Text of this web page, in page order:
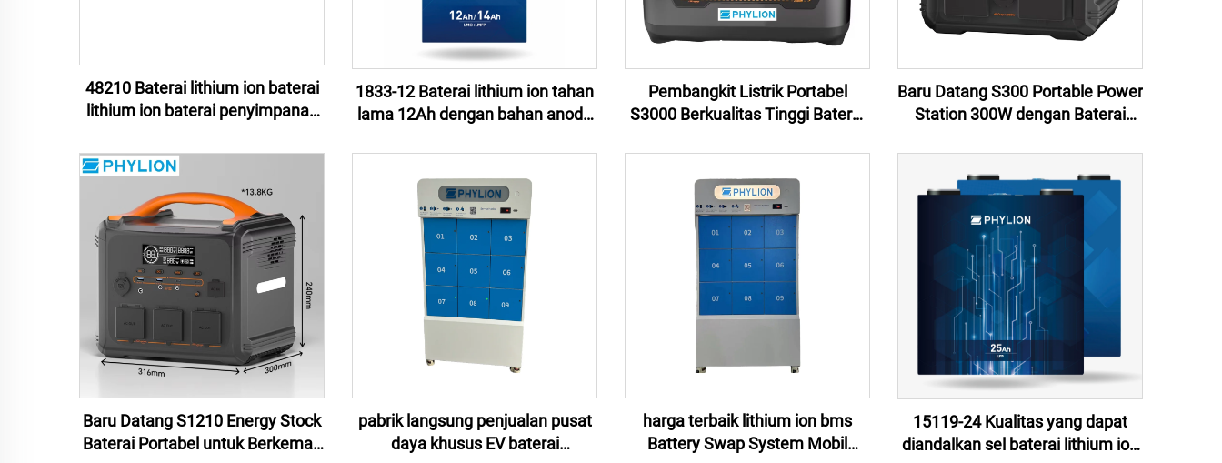
48210 Baterai lithium ion baterai
lithium ion baterai penyimpanan
e-motor baterai lithium ion baterai
1833-12 Baterai lithium ion tahan
lama 12Ah dengan bahan anode
daya tak terputus
Pembangkit Listrik Portabel
S3000 Berkualitas Tinggi Baterai
Tiba Grosir Cina untuk Berkemah
& Darurat
Baru Datang S300 Portable Power
Station 300W dengan Baterai
darurat
Baru Datang S1210 Energy Stock
Baterai Portabel untuk Berkemah
pabrik langsung penjualan pusat
daya khusus EV baterai
harga terbaik lithium ion bms
Battery Swap System Mobil
15119-24 Kualitas yang dapat
diandalkan sel baterai lithium ion